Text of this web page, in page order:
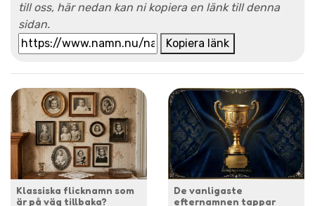
till oss, här nedan kan ni kopiera en länk till denna
sidan.
Kopiera länk
Klassiska flicknamn som
är på väg tillbaka?
De vanligaste
efternamnen tappar